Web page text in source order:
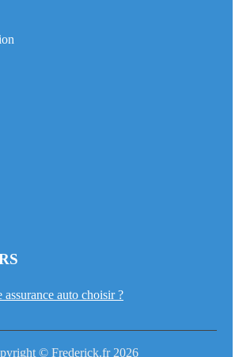
assurance auto choisir ?
© Frederick.fr 2026